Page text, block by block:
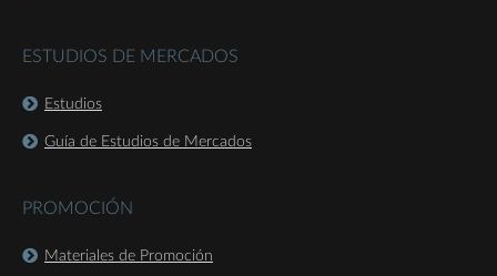
ESTUDIOS DE MERCADOS
Estudios
Guía de Estudios de Mercados
PROMOCIÓN
Materiales de Promoción